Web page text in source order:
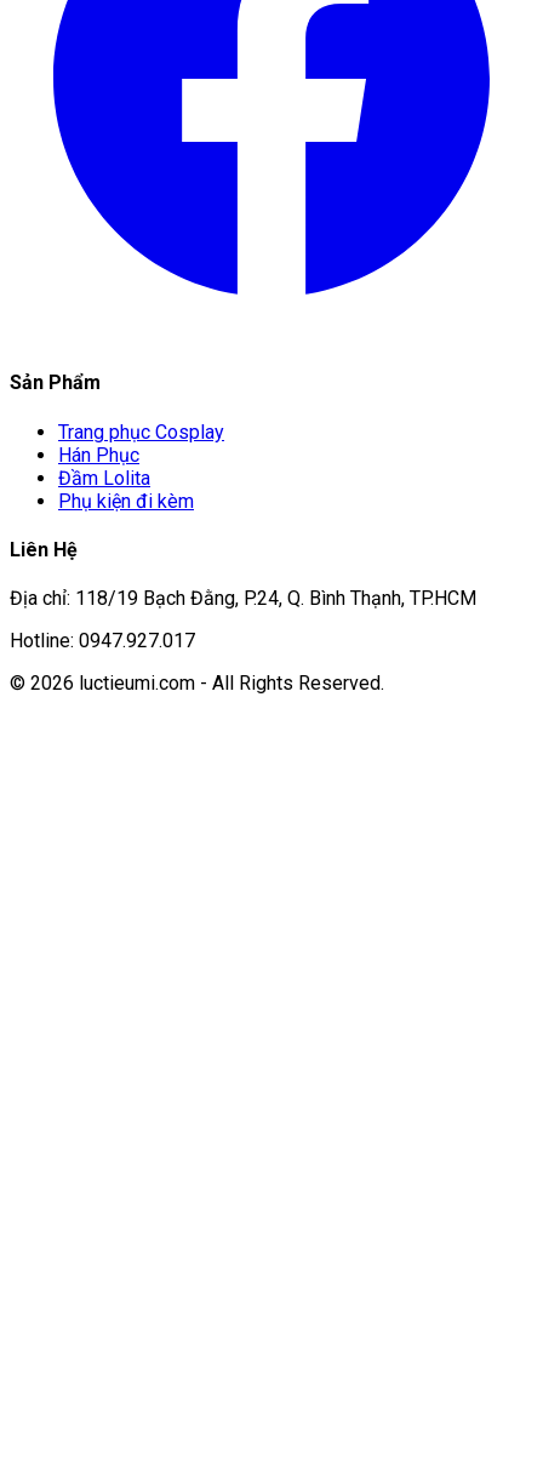
Sản Phẩm
Trang phục Cosplay
Hán Phục
Đầm Lolita
Phụ kiện đi kèm
Liên Hệ
Địa chỉ: 118/19 Bạch Đằng, P.24, Q. Bình Thạnh, TP.HCM
Hotline: 0947.927.017
© 2026 luctieumi.com - All Rights Reserved.